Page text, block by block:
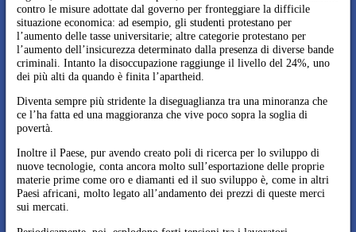
contro le misure adottate dal governo per fronteggiare la difficile
situazione economica: ad esempio, gli studenti protestano per
l’aumento delle tasse universitarie; altre categorie protestano per
l’aumento dell’insicurezza determinato dalla presenza di diverse bande
criminali. Intanto la disoccupazione raggiunge il livello del 24%, uno
dei più alti da quando è finita l’apartheid.
Diventa sempre più stridente la diseguaglianza tra una minoranza che
ce l’ha fatta ed una maggioranza che vive poco sopra la soglia di
povertà.
Inoltre il Paese, pur avendo creato poli di ricerca per lo sviluppo di
nuove tecnologie, conta ancora molto sull’esportazione delle proprie
materie prime come oro e diamanti ed il suo sviluppo è, come in altri
Paesi africani, molto legato all’andamento dei prezzi di queste merci
sui mercati.